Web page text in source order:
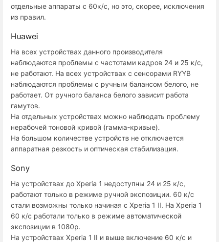
отдельные аппараты с 60к/с, но это, скорее, исключения
из правил.
Huawei
На всех устройствах данного производителя
наблюдаются проблемы с частотами кадров 24 и 25 к/с,
не работают. На всех устройствах с сенсорами RYYB
наблюдаются проблемы с ручным балансом белого, не
работает. От ручного баланса белого зависит работа
гамутов.
На отдельных устройствах можно наблюдать проблему
нерабочей тоновой кривой (гамма-кривые).
На большом количестве устройств не отключается
аппаратная резкость и оптическая стабилизация.
Sony
На устройствах до Xperia 1 недоступны 24 и 25 к/с,
работают только в режиме ручной экспозиции. 60 к/с
стали возможны только начиная с Xperia 1 II. На Xperia 1
60 к/с работали только в режиме автоматической
экспозиции в 1080p.
На устройствах Xperia 1 II и выше включение 60 к/с и